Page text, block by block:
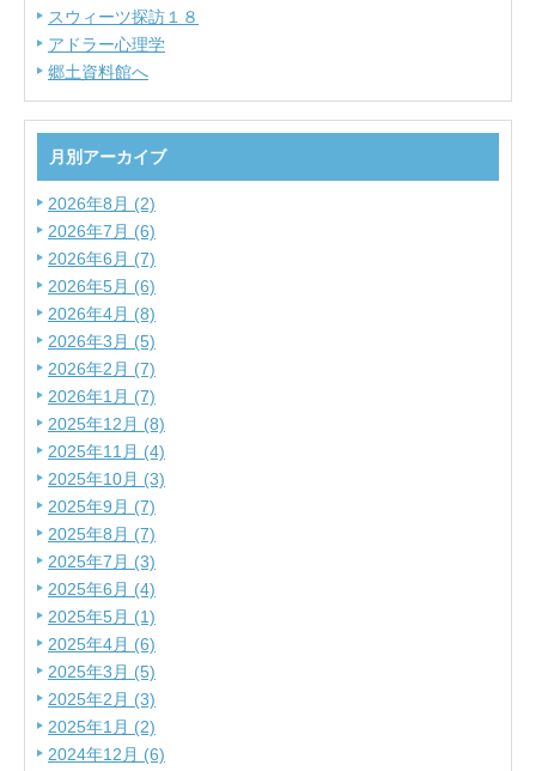
スウィーツ探訪１８
アドラー心理学
郷土資料館へ
月別アーカイブ
2026年8月 (2)
2026年7月 (6)
2026年6月 (7)
2026年5月 (6)
2026年4月 (8)
2026年3月 (5)
2026年2月 (7)
2026年1月 (7)
2025年12月 (8)
2025年11月 (4)
2025年10月 (3)
2025年9月 (7)
2025年8月 (7)
2025年7月 (3)
2025年6月 (4)
2025年5月 (1)
2025年4月 (6)
2025年3月 (5)
2025年2月 (3)
2025年1月 (2)
2024年12月 (6)